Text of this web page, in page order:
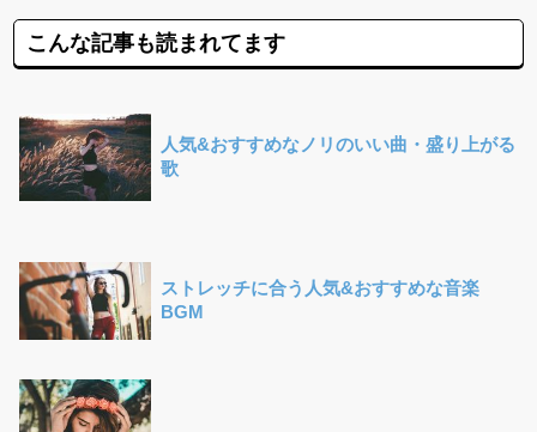
こんな記事も読まれてます
人気&おすすめなノリのいい曲・盛り上がる
歌
ストレッチに合う人気&おすすめな音楽
BGM